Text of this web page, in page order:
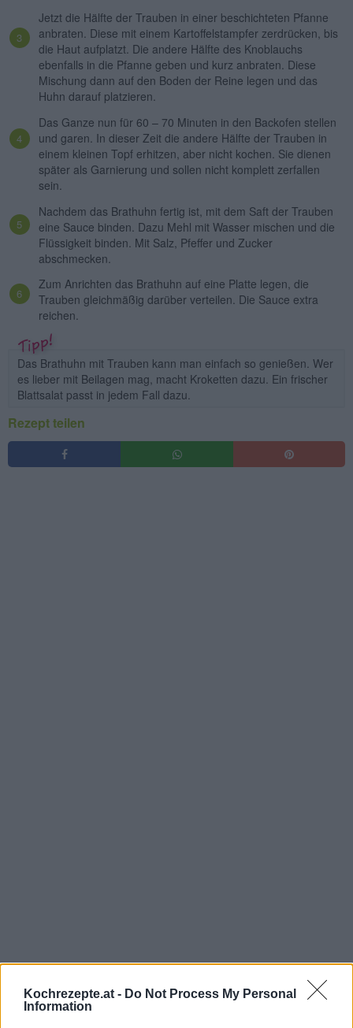
Kochrezepte.at - Do Not Process My Personal
Information
Jetzt die Hälfte der Trauben in einer beschichteten Pfanne
anbraten. Diese mit einem Kartoffelstampfer zerdrücken, bis
die Haut aufplatzt. Die andere Hälfte des Knoblauchs
ebenfalls in die Pfanne geben und kurz anbraten. Diese
Mischung dann auf den Boden der Reine legen und das
Huhn darauf platzieren.
Das Ganze nun für 60 – 70 Minuten in den Backofen stellen
und garen. In dieser Zeit die andere Hälfte der Trauben in
einem kleinen Topf erhitzen, aber nicht kochen. Sie dienen
später als Garnierung und sollen nicht komplett zerfallen
sein.
Nachdem das Brathuhn fertig ist, mit dem Saft der Trauben
eine Sauce binden. Dazu Mehl mit Wasser mischen und die
Flüssigkeit binden. Mit Salz, Pfeffer und Zucker
abschmecken.
Zum Anrichten das Brathuhn auf eine Platte legen, die
Trauben gleichmäßig darüber verteilen. Die Sauce extra
reichen.
Das Brathuhn mit Trauben kann man einfach so genießen. Wer
es lieber mit Beilagen mag, macht Kroketten dazu. Ein frischer
Blattsalat passt in jedem Fall dazu.
Rezept teilen
Braten Rezepte/ Fleisch Rezepte/ Geflügel Rezepte/